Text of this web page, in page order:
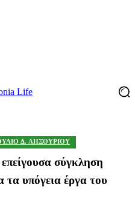
Δ. ΛΗΞΟΥΡΙΟΥ
σύγκληση
τα υπόγεια έργα του